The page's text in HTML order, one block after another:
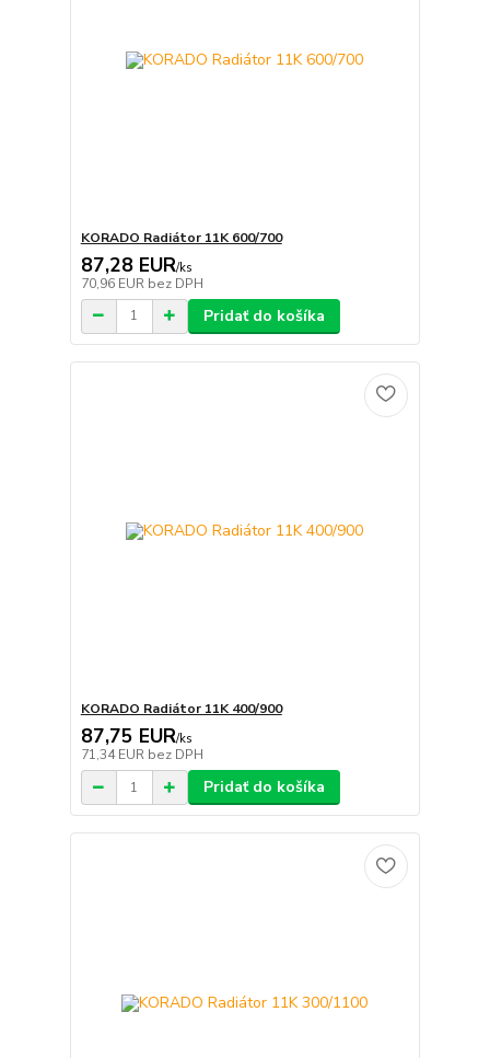
KORADO Radiátor 11K 600/700
87,28 EUR/ks
70,96 EUR bez DPH
Pridať do košíka
KORADO Radiátor 11K 400/900
87,75 EUR/ks
71,34 EUR bez DPH
Pridať do košíka